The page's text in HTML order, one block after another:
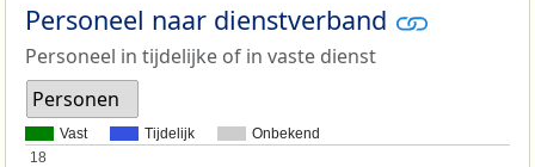
Personeel naar dienstverband
Personeel in tijdelijke of in vaste dienst
Personen
Vast Tijdelijk Onbekend
18
18